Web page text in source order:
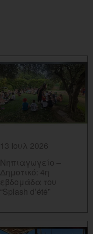
13 Ιουλ 2026
Νηπιαγωγείο –
Δημοτικό: 4η
εβδομάδα του
“Splash d’été”